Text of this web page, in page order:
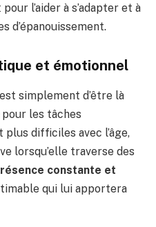
l’aider à s’adapter et à
d’épanouissement.
et émotionnel
simplement d’être là
les tâches
difficiles avec l’âge,
lorsqu’elle traverse des
constante et
qui lui apportera